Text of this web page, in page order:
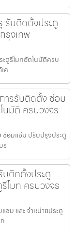
รับติดตั้งประตู
รุงเทพ
ตูรีโมทอัตโนมัติครบ
ค
ารรับติดตั้ง ซ่อม
นมัติ ครบวงจร
อมแซ่ม ปรับปรุงประตู
ร
บติดตั้งประตู
โมท ครบวงจร
ม และ จำหน่ายประตู